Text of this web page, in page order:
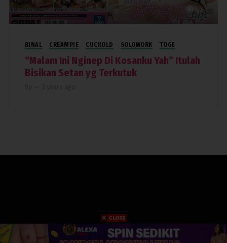
5,548
BINAL CREAMPIE CUCKOLD SOLOWORK TOGE
“Malam Ini Nginep Di Kosanku Yah” Itulah
Bisikan Setan yg Terkutuk
COPYRIGHT 2019. RUMAHPERJAKA